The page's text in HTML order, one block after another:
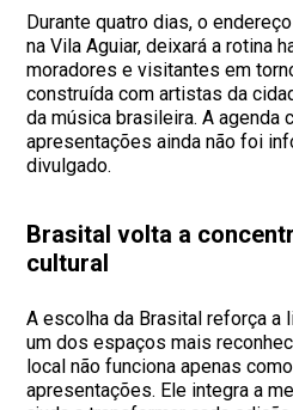
Durante quatro dias, o
na Vila Aguiar, deixará a rotina
moradores e visitantes em
construída com artistas da
da música brasileira. A agenda
apresentações ainda não foi
divulgado.
Brasital volta a
cultural
A escolha da Brasital reforça a
um dos espaços mais
local não funciona apenas
apresentações. Ele integra a